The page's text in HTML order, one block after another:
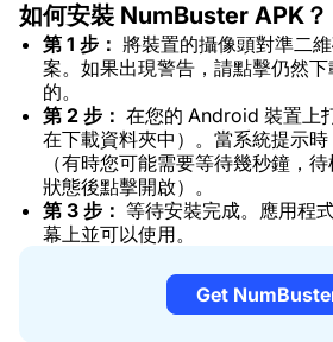
如何安裝 NumBuster APK？
第 1 步： 將裝置的攝像頭對準二
案。如果出現警告，請點擊仍然
的。
第 2 步： 在您的 Android 裝置上
在下載資料夾中）。當系統提示
（有時您可能需要等待幾秒鐘，
狀態後點擊開啟）。
第 3 步： 等待安裝完成。應用程
幕上並可以使用。
Get